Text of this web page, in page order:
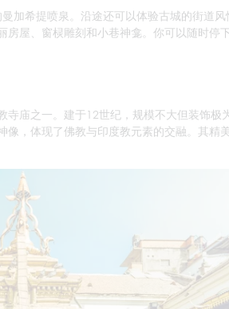
加希提喷泉。沿途还可以体验古城的街道风
屋、窗棂雕刻和小巷神龛。你可以随时停
庙之一。建于12世纪，规模不大但装饰极
，体现了佛教与印度教元素的交融。其精